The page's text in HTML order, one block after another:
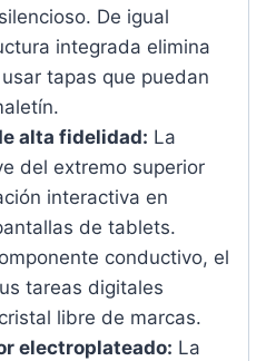
De igual
integrada elimina
tapas que puedan
alta fidelidad: La
del extremo superior
interactiva en
de tablets.
conductivo, el
tareas digitales
libre de marcas.
electroplateado: La